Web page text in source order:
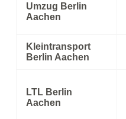
Umzug Berlin
Aachen
Kleintransport
Berlin Aachen
LTL Berlin
Aachen